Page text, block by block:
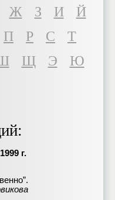
Ж З И
Й
П Р С
Т
Щ Э
Ю
г.